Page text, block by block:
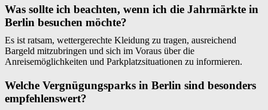
Was sollte ich beachten, wenn ich die Jahrmärkte in
Berlin besuchen möchte?
Es ist ratsam, wettergerechte Kleidung zu tragen, ausreichend
Bargeld mitzubringen und sich im Voraus über die
Anreisemöglichkeiten und Parkplatzsituationen zu informieren.
Welche Vergnügungsparks in Berlin sind besonders
empfehlenswert?